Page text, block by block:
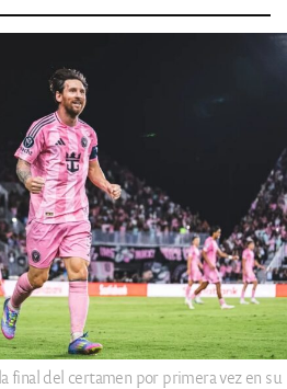
final del certamen por primera vez en su